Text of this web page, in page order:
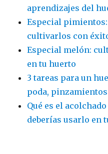
aprendizajes del
Especial
cultivarlos con
Especial melón:
en tu huerto
3 tareas para un
poda,
Qué es el
deberías usarlo en